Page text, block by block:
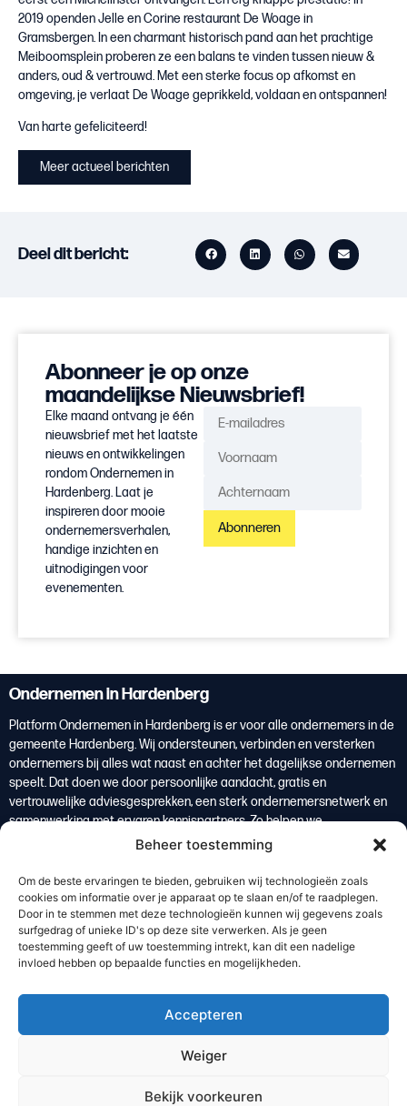
Beheer toestemming
Om de beste ervaringen te bieden, gebruiken wij technologieën zoals
cookies om informatie over je apparaat op te slaan en/of te raadplegen.
Door in te stemmen met deze technologieën kunnen wij gegevens zoals
surfgedrag of unieke ID's op deze site verwerken. Als je geen
toestemming geeft of uw toestemming intrekt, kan dit een nadelige
invloed hebben op bepaalde functies en mogelijkheden.
Accepteren
Weiger
Bekijk voorkeuren
2019 openden Jelle en Corine restaurant De Woage in
Gramsbergen. In een charmant historisch pand aan het prachtige
Meiboomsplein proberen ze een balans te vinden tussen nieuw &
anders, oud & vertrouwd. Met een sterke focus op afkomst en
omgeving, je verlaat De Woage geprikkeld, voldaan en ontspannen!
Van harte gefeliciteerd!
Meer actueel berichten
Deel dit bericht:
Abonneer je op onze
maandelijkse Nieuwsbrief!
Elke maand ontvang je één
nieuwsbrief met het laatste
nieuws en ontwikkelingen
rondom Ondernemen in
Hardenberg. Laat je
inspireren door mooie
ondernemersverhalen,
handige inzichten en
uitnodigingen voor
evenementen.
Abonneren
Ondernemen in Hardenberg
Platform Ondernemen in Hardenberg is er voor alle ondernemers in de
gemeente Hardenberg. Wij ondersteunen, verbinden en versterken
ondernemers bij alles wat naast en achter het dagelijkse ondernemen
speelt. Dat doen we door persoonlijke aandacht, gratis en
vertrouwelijke adviesgesprekken, een sterk ondernemersnetwerk en
samenwerking met ervaren kennispartners. Zo helpen we
ondernemers om overzicht te krijgen, weloverwogen keuzes te maken
en zijn daarmee een belangrijke bron van welvaart voor de regio
Hardenberg.
Lees meer
De kracht van de regio
Bedrijventerreinen